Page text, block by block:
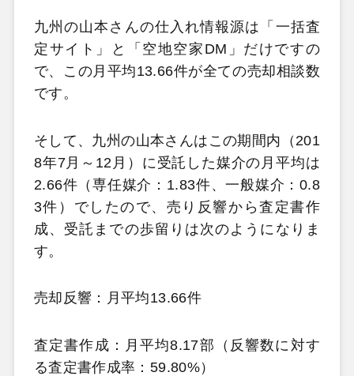
九州の山本さんの仕入れ情報源は「一括査
定サイト」と「空地空家DM」だけですの
で、この月平均13.66件が全ての売却相談数
です。
そして、九州の山本さんはこの期間内（201
8年7月～12月）に受託した媒介の月平均は
2.66件（専任媒介：1.83件、一般媒介：0.8
3件）でしたので、売り反響から査定書作
成、受託までの歩留りは次のようになりま
す。
売却反響：月平均13.66件
査定書作成：月平均8.17部（反響数に対す
る査定書作成率：59.80%）